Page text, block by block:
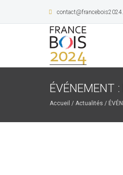
ÉVÉNEMENT
Accueil / Actualités /